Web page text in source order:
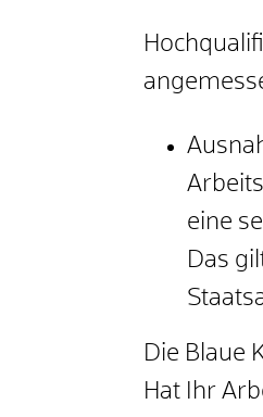
eine
Das
Die Blaue
Hat Ihr